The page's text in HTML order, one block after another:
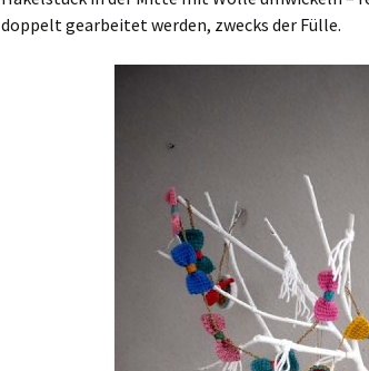
doppelt gearbeitet werden, zwecks der Fülle.